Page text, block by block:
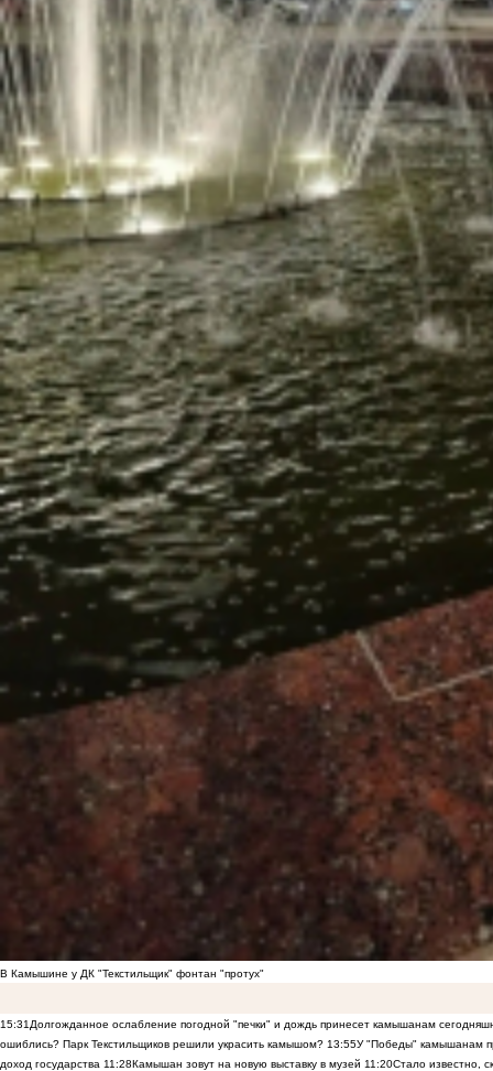
В Камышине у ДК "Текстильщик" фонтан "протух"
15:31 Долгожданное ослабление погодной "печки" и дождь принесет камышанам
ошиблись? Парк Текстильщиков решили украсить камышом? 13:55У "Победы" камышанам
доход государства 11:28Камышан зовут на новую выставку в музей 11:20Стало известно,